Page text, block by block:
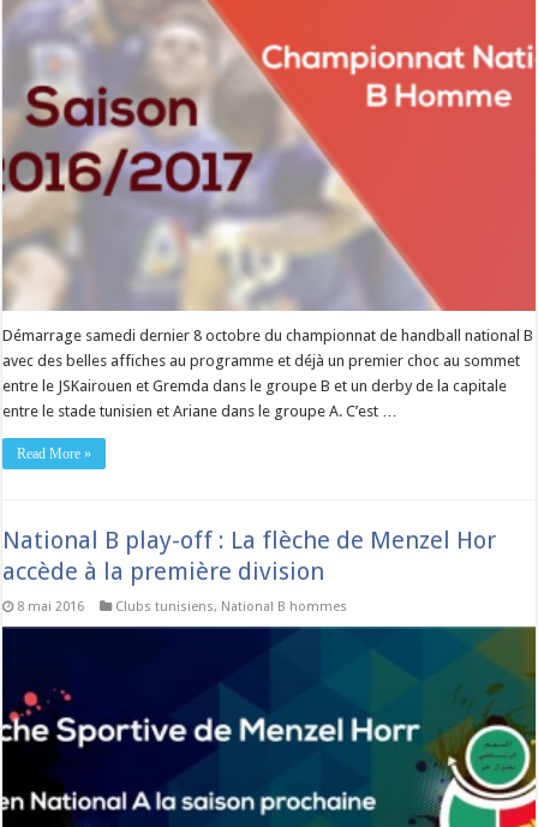
Démarrage samedi dernier 8 octobre du championnat de handball national B
avec des belles affiches au programme et déjà un premier choc au sommet
entre le JSKairouen et Gremda dans le groupe B et un derby de la capitale
entre le stade tunisien et Ariane dans le groupe A. C’est …
Read More »
National B play-off : La flèche de Menzel Hor
accède à la première division
8 mai 2016 Clubs tunisiens, National B hommes